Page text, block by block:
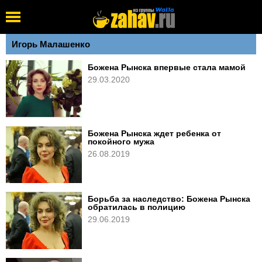
Игорь Малашенко
Божена Рынска впервые стала мамой
29.03.2020
Божена Рынска ждет ребенка от
покойного мужа
26.08.2019
Борьба за наследство: Божена Рынска
обратилась в полицию
29.06.2019